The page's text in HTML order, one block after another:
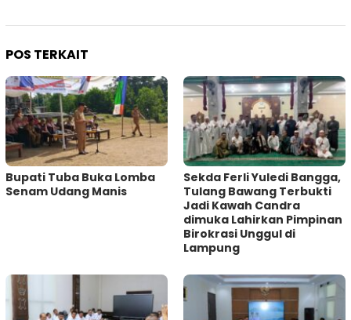
POS TERKAIT
Bupati Tuba Buka Lomba
Senam Udang Manis
Sekda Ferli Yuledi Bangga,
Tulang Bawang Terbukti
Jadi Kawah Candra
dimuka Lahirkan Pimpinan
Birokrasi Unggul di
Lampung